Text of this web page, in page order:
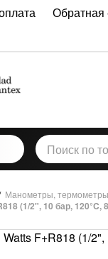
Обратная
Манометры,
(1/2", 10 бар, 120°C,